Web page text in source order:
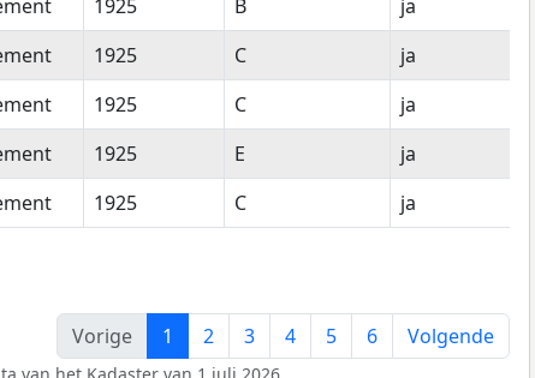
1925 B
ja
1925 C
ja
1925 C
ja
1925 E
ja
1925 C ja
Vorige
1 2 3 4 5 6 Volgende